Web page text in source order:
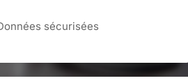
sécurisées